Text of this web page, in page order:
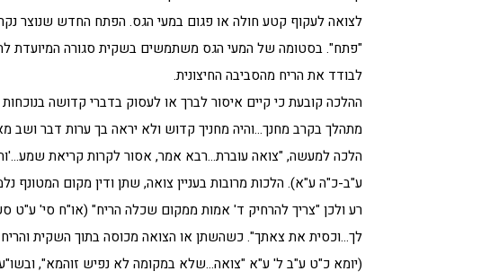
לצואה לעקוף קטע חולה או פגום במעי הגס. הפתח החדש שנוצר
"פתח". בסטומה של המעי הגס משתמשים בשקית סגורה המיועדת
לבודד את הריח מהסביבה החיצונית.
ההלכה קובעת כי קיים איסור לברך או לעסוק בדברי קדושה
מתהלך בקרב מחנך…והיה מחניך קדוש ולא יראה בך ערות דבר ושב
הלכה למעשה, "צואה עוברת…רבא אמר, אסור לקרות קריאת
ע"ב-כ"ה ע"א). הלכות מרובות בעניין צואה, שתן ודין מקום המטונף
רע ולכן "צריך להרחיק ד' אמות ממקום שכלה הריח" (או"ח סי' ע"ט
לך…וכסית את צאתך". כשהשתן או הצואה מכוסה בתוך השקית
(יומא כ"ט ע"ב ל' ע"א "צואה…שלא במקומה לא נפיש זוהמא",